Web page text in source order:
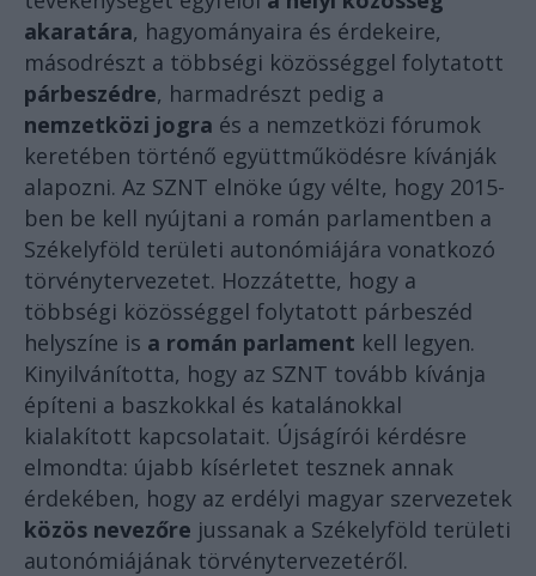
akaratára, hagyományaira és érdekeire,
másodrészt a többségi közösséggel folytatott
párbeszédre, harmadrészt pedig a
nemzetközi jogra és a nemzetközi fórumok
keretében történő együttműködésre kívánják
alapozni. Az SZNT elnöke úgy vélte, hogy 2015-
ben be kell nyújtani a román parlamentben a
Székelyföld területi autonómiájára vonatkozó
törvénytervezetet. Hozzátette, hogy a
többségi közösséggel folytatott párbeszéd
helyszíne is a román parlament kell legyen.
Kinyilvánította, hogy az SZNT tovább kívánja
építeni a baszkokkal és katalánokkal
kialakított kapcsolatait. Újságírói kérdésre
elmondta: újabb kísérletet tesznek annak
érdekében, hogy az erdélyi magyar szervezetek
közös nevezőre jussanak a Székelyföld területi
autonómiájának törvénytervezetéről.